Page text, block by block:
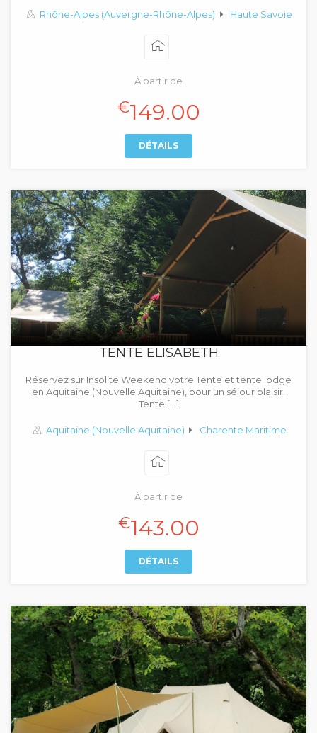
Rhône-Alpes (Auvergne-Rhône-Alpes) Haute Savoie
À partir de
€149.00
DÉTAILS
TENTE ELISABETH
Réservez sur Insolite Weekend votre Tente et tente lodge
en Aquitaine (Nouvelle Aquitaine), pour un séjour plaisir.
Tente […]
Aquitaine (Nouvelle Aquitaine) Charente Maritime
À partir de
€143.00
DÉTAILS